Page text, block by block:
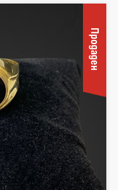
Продаден